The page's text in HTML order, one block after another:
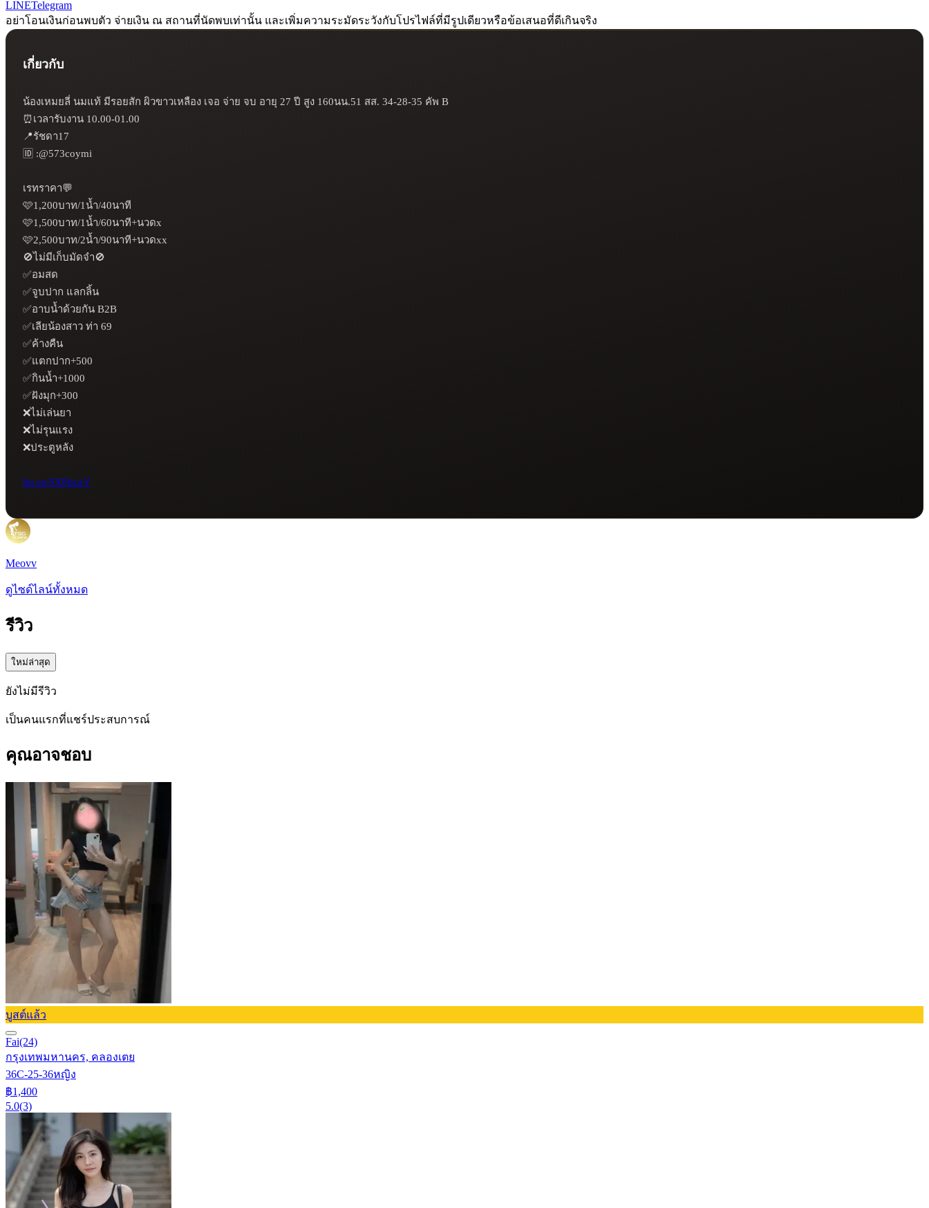
LINETelegram
อย่าโอนเงินก่อนพบตัว จ่ายเงิน ณ สถานที่นัดพบเท่านั้น และเพิ่มความระมัดระวังกับโปรไฟล์ที่มีรูปเดียวหรือข้อเสนอที่ดีเกินจริง
เกี่ยวกับ
น้องเหมยลี่ นมแท้ มีรอยสัก ผิวขาวเหลือง เจอ จ่าย จบ อายุ 27 ปี สูง 160นน.51 สส. 34-28-35 คัพ B
⏰เวลารับงาน 10.00-01.00
📍รัชดา17
🆔 :@573coymi
เรทราคา💬
🩷1,200บาท/1น้ำ/40นาที
🩷1,500บาท/1น้ำ/60นาที+นวดx
🩷2,500บาท/2น้ำ/90นาที+นวดxx
🚫ไม่มีเก็บมัดจำ🚫
✅อมสด
✅จูบปาก แลกลิ้น
✅อาบน้ำด้วยกัน B2B
✅เลียน้องสาว ท่า 69
✅ค้างคืน
✅แตกปาก+500
✅กินน้ำ+1000
✅ฝังมุก+300
❌ไม่เล่นยา
❌ไม่รุนแรง
❌ประตูหลัง
lin.ee/SX8bzaY
Meovv
ดูไซด์ไลน์ทั้งหมด
รีวิว
ใหม่ล่าสุด
ยังไม่มีรีวิว
เป็นคนแรกที่แชร์ประสบการณ์
คุณอาจชอบ
บูสต์แล้ว
Fai(24)
กรุงเทพมหานคร, คลองเตย
36C-25-36หญิง
฿1,400
5.0(3)